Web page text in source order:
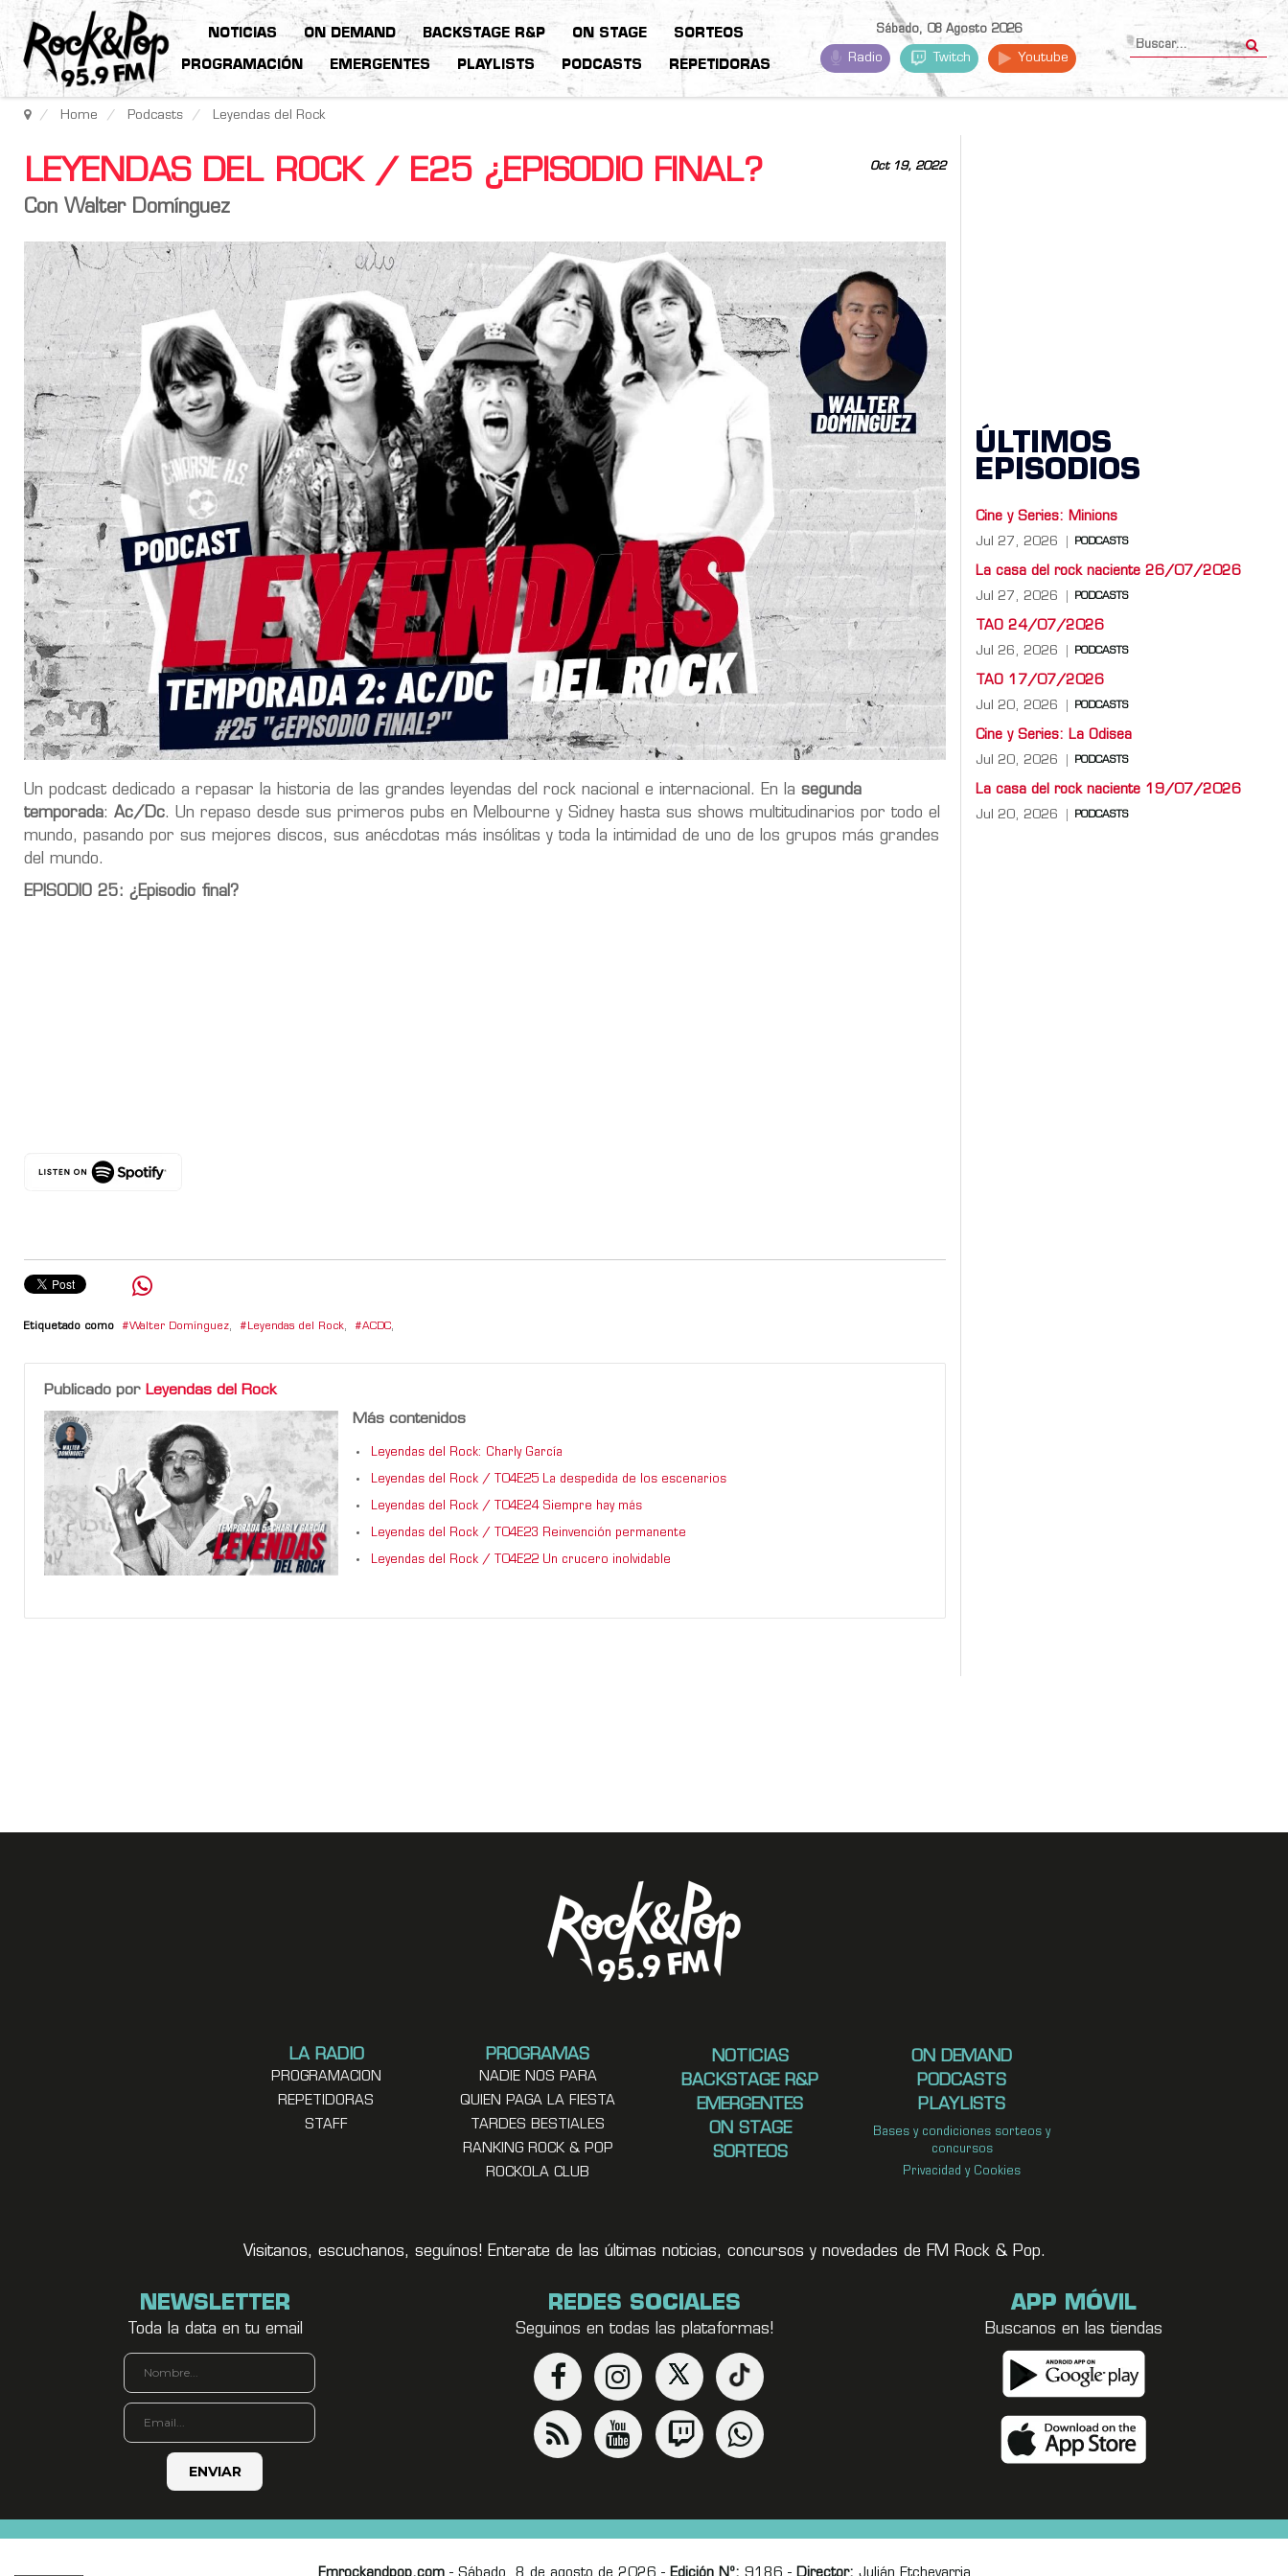
NOTICIAS ON DEMAND BACKSTAGE R&P ON STAGE SORTEOS
PROGRAMACIÓN EMERGENTES PLAYLISTS PODCASTS REPETIDORAS
Sábado, 08 Agosto 2026
Radio Twitch Youtube
Home Podcasts Leyendas del Rock
Oct 19, 2022
LEYENDAS DEL ROCK / E25 ¿EPISODIO FINAL?
Con Walter Domínguez
Un podcast dedicado a repasar la historia de las grandes leyendas del rock nacional e internacional. En la segunda
temporada: Ac/Dc. Un repaso desde sus primeros pubs en Melbourne y Sidney hasta sus shows multitudinarios por todo el
mundo, pasando por sus mejores discos, sus anécdotas más insólitas y toda la intimidad de uno de los grupos más grandes
del mundo.
EPISODIO 25: ¿Episodio final?
Etiquetado como Walter Domínguez, Leyendas del Rock, ACDC,
Publicado por Leyendas del Rock
Más contenidos
Leyendas del Rock: Charly García
Leyendas del Rock / T04E25 La despedida de los escenarios
Leyendas del Rock / T04E24 Siempre hay más
Leyendas del Rock / T04E23 Reinvención permanente
Leyendas del Rock / T04E22 Un crucero inolvidable
ÚLTIMOS
EPISODIOS
Cine y Series: Minions
Jul 27, 2026 PODCASTS
La casa del rock naciente 26/07/2026
Jul 27, 2026 PODCASTS
TAO 24/07/2026
Jul 26, 2026 PODCASTS
TAO 17/07/2026
Jul 20, 2026 PODCASTS
Cine y Series: La Odisea
Jul 20, 2026 PODCASTS
La casa del rock naciente 19/07/2026
Jul 20, 2026 PODCASTS
LA RADIO
PROGRAMACION
REPETIDORAS
STAFF
PROGRAMAS
NADIE NOS PARA
QUIEN PAGA LA FIESTA
TARDES BESTIALES
RANKING ROCK & POP
ROCKOLA CLUB
NOTICIAS
BACKSTAGE R&P
EMERGENTES
ON STAGE
SORTEOS
ON DEMAND
PODCASTS
PLAYLISTS
Bases y condiciones sorteos y
concursos
Privacidad y Cookies
Visitanos, escuchanos, seguínos! Enterate de las últimas noticias, concursos y novedades de FM Rock & Pop.
NEWSLETTER
Toda la data en tu email
REDES SOCIALES
Seguinos en todas las plataformas!
APP MÓVIL
Buscanos en las tiendas